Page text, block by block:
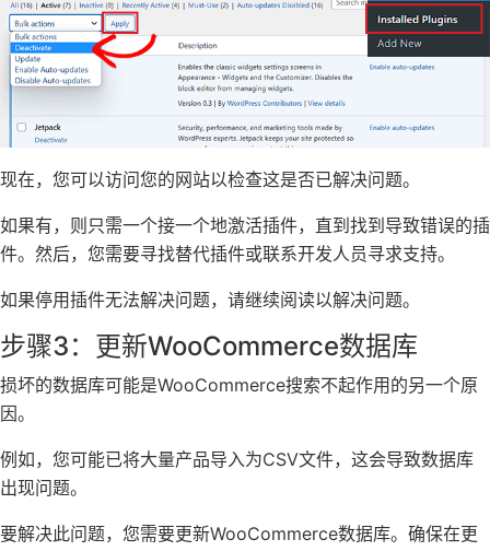
现在，您可以访问您的网站以检查这是否已解决问题。
如果有，则只需一个接一个地激活插件，直到找到导致错误的插
件。然后，您需要寻找替代插件或联系开发人员寻求支持。
如果停用插件无法解决问题，请继续阅读以解决问题。
步骤3：更新WooCommerce数据库
损坏的数据库可能是WooCommerce搜索不起作用的另一个原
因。
例如，您可能已将大量产品导入为CSV文件，这会导致数据库
出现问题。
要解决此问题，您需要更新WooCommerce数据库。确保在更